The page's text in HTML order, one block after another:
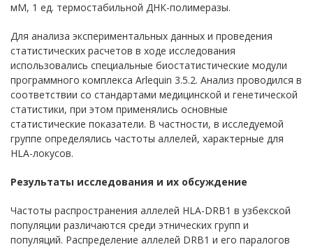
мМ, 1 ед. термостабильной ДНК-полимеразы.
Для анализа экспериментальных данных и проведения
статистических расчетов в ходе исследования
использовались специальные биостатистические модули
программного комплекса Arlequin 3.5.2. Анализ проводился в
соответствии со стандартами медицинской и генетической
статистики, при этом применялись основные
статистические показатели. В частности, в исследуемой
группе определялись частоты аллелей, характерные для
HLA-локусов.
Результаты исследования и их обсуждение
Частоты распространения аллелей HLA-DRB1 в узбекской
популяции различаются среди этнических групп и
популяций. Распределение аллелей DRB1 и его паралогов